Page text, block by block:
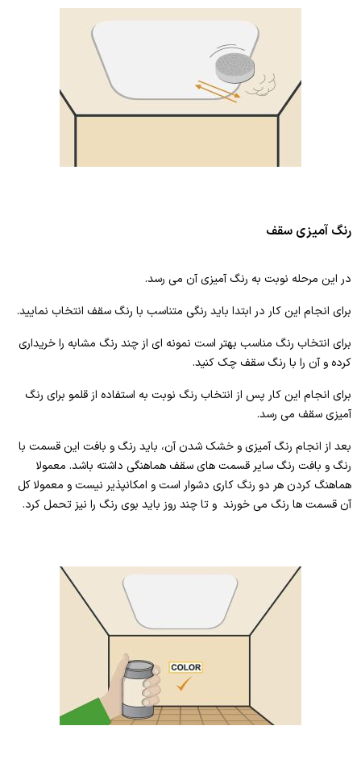
رنگ آمیزی سقف
در این مرحله نوبت به رنگ آمیزی آن می رسد.
برای انجام این کار در ابتدا باید رنگی متناسب با رنگ سقف انتخاب نمایید.
برای انتخاب رنگ مناسب بهتر است نمونه ای از چند رنگ مشابه را خریداری
کرده و آن را با رنگ سقف چک کنید.
برای انجام این کار پس از انتخاب رنگ نوبت به استفاده از قلمو برای رنگ
آمیزی سقف می رسد.
بعد از انجام رنگ آمیزی و خشک شدن آن، باید رنگ و بافت این قسمت با
رنگ و بافت رنگ سایر قسمت های سقف هماهنگی داشته باشد. معمولا
هماهنگ کردن هر دو رنگ کاری دشوار است و امکانپذیر نیست و معمولا کل
آن قسمت ها رنگ می خورند و تا چند روز باید بوی رنگ را نیز تحمل کرد.